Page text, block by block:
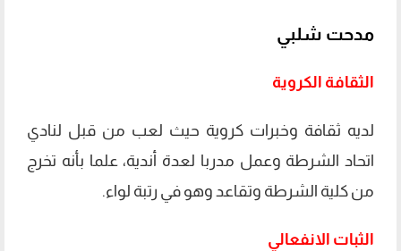
مدحت شلبي
الثقافة الكروية
لديه ثقافة وخبرات كروية حيث لعب من قبل لنادي
اتحاد الشرطة وعمل مدربا لعدة أندية، علما بأنه تخرج
من كلية الشرطة وتقاعد وهو في رتبة لواء.
الثبات الانفعالي